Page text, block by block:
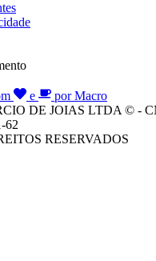
e
por Macro
DE JOIAS LTDA © -
62
RESERVADOS